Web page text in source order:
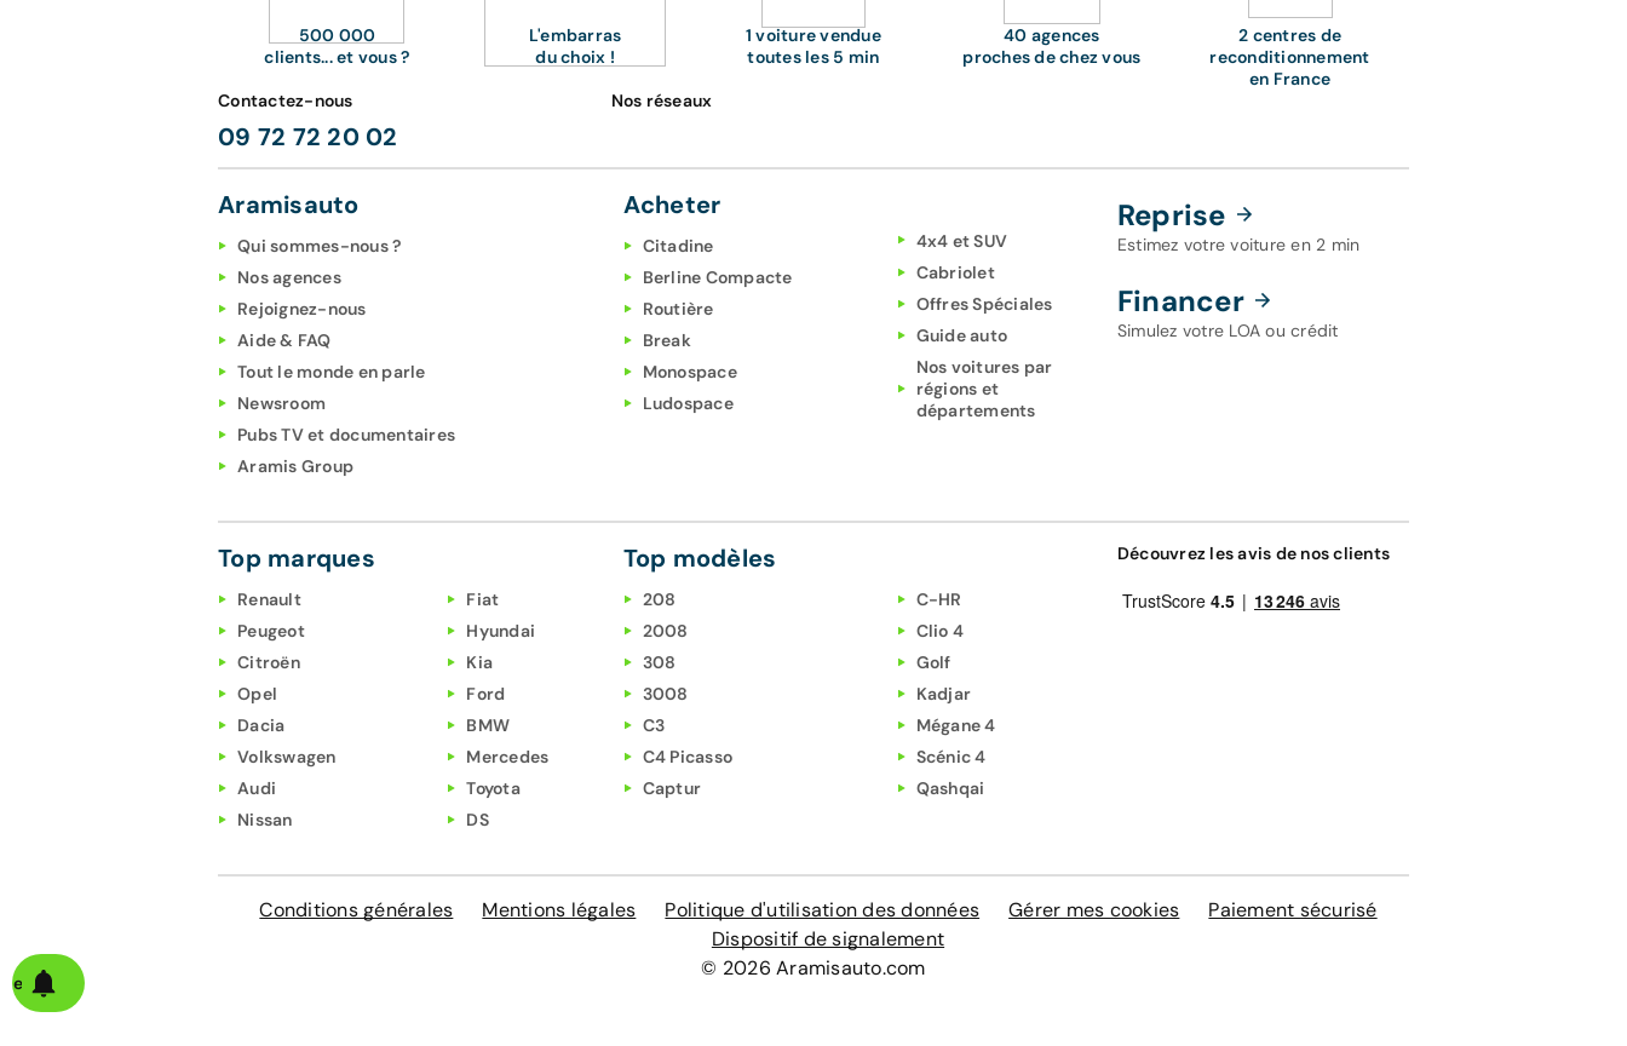
500 000
clients... et vous ?
L'embarras
du choix !
1 voiture vendue
toutes les 5 min
40 agences
proches de chez vous
2 centres de
reconditionnement
en France
Contactez-nous
09 72 72 20 02
Nos réseaux
Aramisauto
Qui sommes-nous ?
Nos agences
Rejoignez-nous
Aide & FAQ
Tout le monde en parle
Newsroom
Pubs TV et documentaires
Aramis Group
Acheter
Citadine
Berline Compacte
Routière
Break
Monospace
Ludospace
4x4 et SUV
Cabriolet
Offres Spéciales
Guide auto
Nos voitures par
régions et
départements
Reprise
Estimez votre voiture en 2 min
Financer
Simulez votre LOA ou crédit
Top marques
Renault
Peugeot
Citroën
Opel
Dacia
Volkswagen
Audi
Nissan
Fiat
Hyundai
Kia
Ford
BMW
Mercedes
Toyota
DS
Top modèles
208
2008
308
3008
C3
C4 Picasso
Captur
C-HR
Clio 4
Golf
Kadjar
Mégane 4
Scénic 4
Qashqai
Découvrez les avis de nos clients
Conditions générales Mentions légales Politique d'utilisation des données Gérer mes cookies
Paiement sécurisé
Dispositif de signalement
© 2026 Aramisauto.com